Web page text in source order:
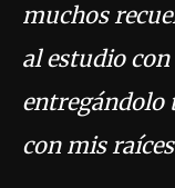
muchos
al estudio
entregándolo
con mis